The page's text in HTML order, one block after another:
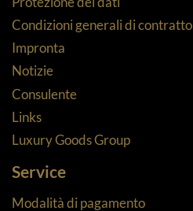
Condizioni generali di contratto
Impronta
Notizie
Consulente
Links
Luxury Goods Group
Service
Modalità di pagamento